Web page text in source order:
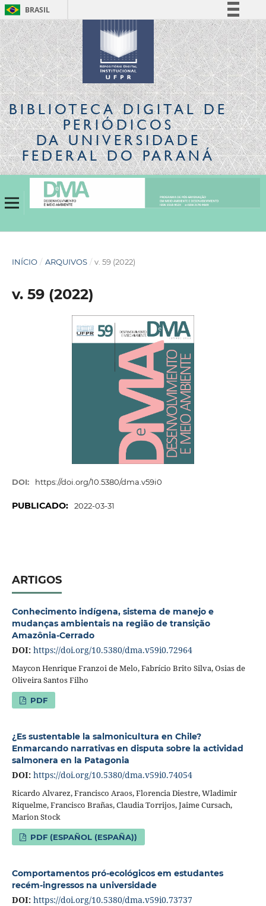
BRASIL
Simplifique!
Comunica BR
Participe
Acesso à informação
Legislação
Canais
BIBLIOTECA DIGITALDE
PERIÓDICOS
DA UNIVERSIDADE
FEDERAL DO PARANÁ
INÍCIO / ARQUIVOS / v. 59 (2022)
v. 59 (2022)
DOI: https://doi.org/10.5380/dma.v59i0
PUBLICADO: 2022-03-31
ARTIGOS
Conhecimento indígena, sistema de manejo e
mudanças ambientais na região de transição
Amazônia-Cerrado
DOI: https://doi.org/10.5380/dma.v59i0.72964
Maycon Henrique Franzoi de Melo, Fabrício Brito Silva, Osias de
Oliveira Santos Filho
PDF
¿Es sustentable la salmonicultura en Chile?
Enmarcando narrativas en disputa sobre la actividad
salmonera en la Patagonia
DOI: https://doi.org/10.5380/dma.v59i0.74054
Ricardo Alvarez, Francisco Araos, Florencia Diestre, Wladimir
Riquelme, Francisco Brañas, Claudia Torrijos, Jaime Cursach,
Marion Stock
PDF (ESPAÑOL (ESPAÑA))
Comportamentos pró-ecológicos em estudantes
recém-ingressos na universidade
DOI: https://doi.org/10.5380/dma.v59i0.73737